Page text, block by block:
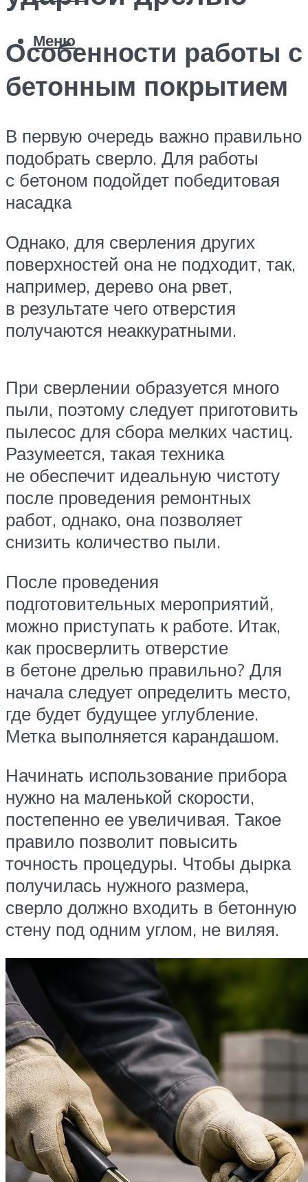
Меню
Особенности работы с
бетонным покрытием
В первую очередь важно правильно
подобрать сверло. Для работы
с бетоном подойдет победитовая
насадка
Однако, для сверления других
поверхностей она не подходит, так,
например, дерево она рвет,
в результате чего отверстия
получаются неаккуратными.
При сверлении образуется много
пыли, поэтому следует приготовить
пылесос для сбора мелких частиц.
Разумеется, такая техника
не обеспечит идеальную чистоту
после проведения ремонтных
работ, однако, она позволяет
снизить количество пыли.
После проведения
подготовительных мероприятий,
можно приступать к работе. Итак,
как просверлить отверстие
в бетоне дрелью правильно? Для
начала следует определить место,
где будет будущее углубление.
Метка выполняется карандашом.
Начинать использование прибора
нужно на маленькой скорости,
постепенно ее увеличивая. Такое
правило позволит повысить
точность процедуры. Чтобы дырка
получилась нужного размера,
сверло должно входить в бетонную
стену под одним углом, не виляя.